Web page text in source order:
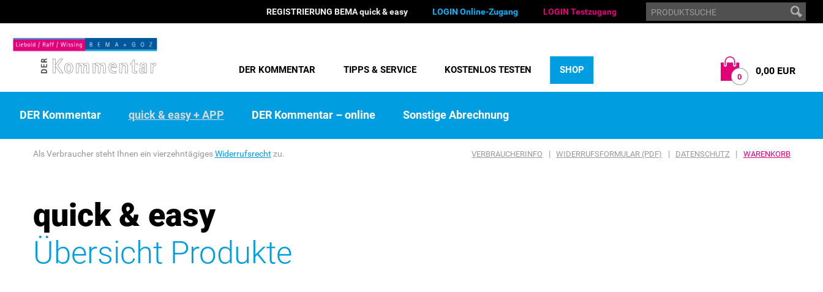
REGISTRIERUNG BEMA quick & easy LOGIN Online-Zugang LOGIN Testzugang
DER KOMMENTAR TIPPS & SERVICE KOSTENLOS TESTEN SHOP
0 0,00 EUR
DER Kommentar quick & easy + APP DER Kommentar – online Sonstige Abrechnung
Als Verbraucher steht Ihnen ein vierzehntägigesWiderrufsrecht zu. VERBRAUCHERINFO | WIDERRUFSFORMULAR (PDF) | DATENSCHUTZ | WARENKORB
quick & easy
Übersicht Produkte